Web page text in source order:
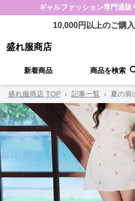
ギャルファッション専門通販
10,000円以上のご購
盛れ服商店
新着商品 商品を検索
盛れ服商店 TOP › 記事一覧 › 夏の肩